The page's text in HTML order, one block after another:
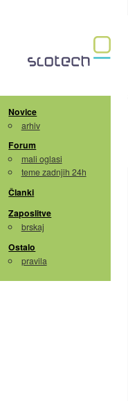
Novice
arhiv
Forum
mali oglasi
teme zadnjih 24h
Članki
Zaposlitve
brskaj
Ostalo
pravila